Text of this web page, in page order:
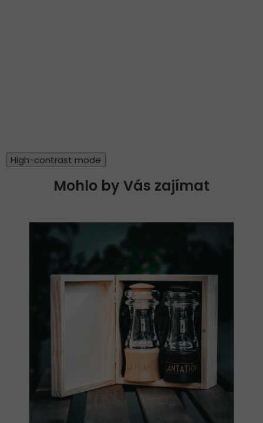
High-contrast mode
Mohlo by Vás zajímat